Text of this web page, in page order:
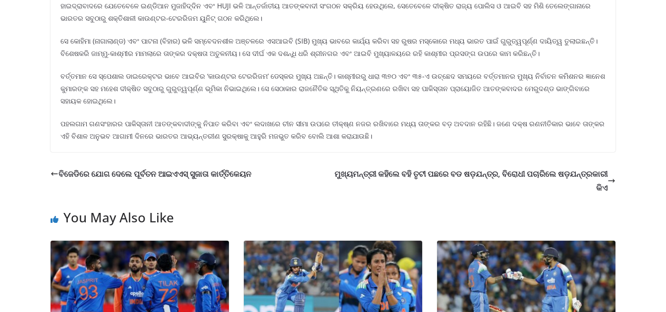
ହାଇଦ୍ରାବାଦରେ ଯେତେବେଳେ ଇଣ୍ଡିଆନ ମୁଜାହିଦ୍ଦିନ ଏବଂ HUJI ଭଳି ଆନ୍ତର୍ଜାତୀୟ ଆତଙ୍କବାଦୀ ସଂଗଠନ ସକ୍ରିୟ ହେଉଥିଲେ, ସେତେବେଳେ ଦୀକ୍ଷିତ ରାଜ୍ୟ ପୋଲିସ ଓ ଆଇବି ସହ ମିଶି ତେଲେଙ୍ଗାନାରେ
ଭାରତର ସବୁଠାରୁ ଶକ୍ତିଶାଳୀ କାଉଣ୍ଟର-ଟେରରିଜମ ୟୁନିଟ୍ ଗଠନ କରିଥିଲେ।
ସେ କୋହିମା (ନାଗାଲାଣ୍ଡ) ଏବଂ ପାଟନା (ବିହାର) ଭଳି ସମ୍ବେଦନଶୀଳ ଅଞ୍ଚଳରେ ଏସଆଇବି (SIB) ମୁଖ୍ୟ ଭାବରେ କାର୍ଯ୍ୟ କରିବା ସହ ରୁଷର ମସ୍କୋରେ ମଧ୍ୟ ଭାରତ ପାଇଁ ଗୁରୁତ୍ୱପୂର୍ଣ୍ଣ ଦାୟିତ୍ୱ ତୁଲାଇଛନ୍ତି।
ବିଶେଷକରି ଜାମ୍ମୁ-କାଶ୍ମୀର ମାମଲାରେ ତାଙ୍କର ଦକ୍ଷତା ଅତୁଳନୀୟ। ସେ ଦୀର୍ଘ ଏକ ଦଶନ୍ଧି ଧରି ଶ୍ରୀନଗର ଏବଂ ଆଇବି ମୁଖ୍ୟାଳୟରେ ରହି କାଶ୍ମୀର ପ୍ରସଙ୍ଗ ଉପରେ କାମ କରିଛନ୍ତି।
ବର୍ତ୍ତମାନ ସେ ସ୍ପେଶାଲ ଡାଇରେକ୍ଟର ଭାବେ ଆଇବିର ‘କାଉଣ୍ଟର ଟେରରିଜମ’ ଡେସ୍କର ମୁଖ୍ୟ ଅଛନ୍ତି। କାଶ୍ମୀରରୁ ଧାରା ୩୭୦ ଏବଂ ୩୫-ଏ ଉଚ୍ଛେଦ ସମୟରେ ବର୍ତ୍ତମାନର ମୁଖ୍ୟ ନିର୍ବାଚନ କମିଶନର ଜ୍ଞାନେଶ
କୁମାରଙ୍କ ସହ ମହେଶ ଦୀକ୍ଷିତ ସବୁଠାରୁ ଗୁରୁତ୍ୱପୂର୍ଣ୍ଣ ଭୂମିକା ନିଭାଇଥିଲେ। ସେ ସେଠାକାର ରାଜନୈତିକ ସ୍ଥିତିକୁ ନିୟନ୍ତ୍ରଣରେ ରଖିବା ସହ ପାକିସ୍ତାନ ପ୍ରାୟୋଜିତ ଆତଙ୍କବାଦର ମେରୁଦଣ୍ଡ ଭାଙ୍ଗିବାରେ
ସହାୟକ ହୋଇଥିଲେ।
ପହଲଗାମ ଗଣସଂହାରର ପାକିସ୍ତାନୀ ଆତଙ୍କବାଦୀଙ୍କୁ ନିପାତ କରିବା ଏବଂ ଲଦାଖରେ ଚୀନ ସୀମା ଉପରେ ତୀକ୍ଷ୍ଣ ନଜର ରଖିବାରେ ମଧ୍ୟ ତାଙ୍କର ବଡ଼ ଅବଦାନ ରହିଛି। ଜଣେ ଦକ୍ଷ ରଣନୀତିକାର ଭାବେ ତାଙ୍କର
ଏହି ବିଶାଳ ଅନୁଭବ ଆଗାମୀ ଦିନରେ ଭାରତର ଆଭ୍ୟନ୍ତରୀଣ ସୁରକ୍ଷାକୁ ଆହୁରି ମଜଭୁତ କରିବ ବୋଲି ଆଶା କରାଯାଉଛି।
ବିଜେଡିରେ ଯୋଗ ଦେଲେ ପୂର୍ବତନ ଆଇଏଏସ୍ ସୁଜାତା କାର୍ତ୍ତିକେୟନ
ମୁଖ୍ୟମନ୍ତ୍ରୀ କହିଲେ ବହି ତୃଟୀ ପଛରେ ବଡ ଷଡ଼ଯନ୍ତ୍ର, ବିରୋଧୀ ପଚାରିଲେ ଷଡ଼ଯନ୍ତ୍ରକାରୀ
କିଏ
You May Also Like